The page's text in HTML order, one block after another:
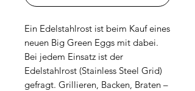
Ein Edelstahlrost ist beim Kauf eines
neuen Big Green Eggs mit dabei.
Bei jedem Einsatz ist der
Edelstahlrost (Stainless Steel Grid)
gefragt. Grillieren, Backen, Braten –